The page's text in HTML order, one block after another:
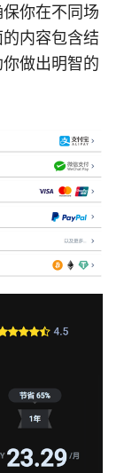
你在不同场
内容包含结
做出明智的